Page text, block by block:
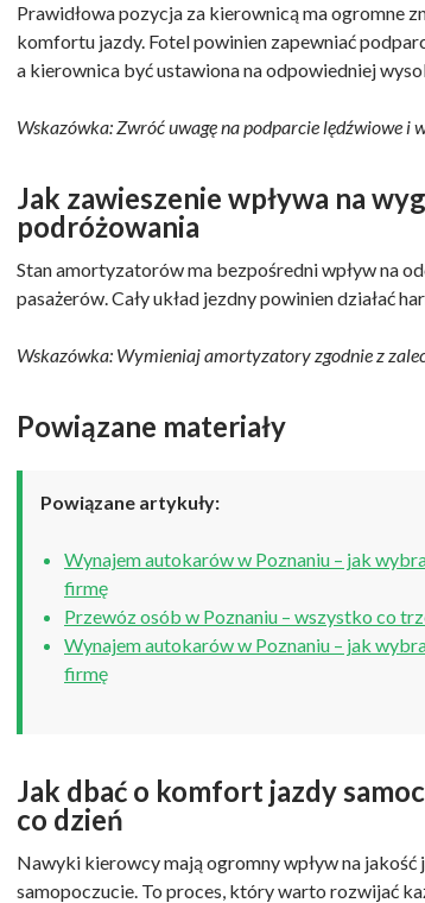
Prawidłowa pozycja za kierownicą ma ogromne
komfortu jazdy. Fotel powinien zapewniać
a kierownica być ustawiona na odpowiedniej
Wskazówka: Zwróć uwagę na podparcie lędźwiowe i
Jak zawieszenie wpływa na
podróżowania
Stan amortyzatorów ma bezpośredni wpływ na
pasażerów. Cały układ jezdny powinien działać
Wskazówka: Wymieniaj amortyzatory zgodnie z
Powiązane materiały
Powiązane artykuły:
Wynajem autokarów w Poznaniu – jak
firmę
Przewóz osób w Poznaniu – wszystko co
Wynajem autokarów w Poznaniu – jak
firmę
Jak dbać o komfort jazdy
co dzień
Nawyki kierowcy mają ogromny wpływ na jakość
samopoczucie. To proces, który warto rozwijać